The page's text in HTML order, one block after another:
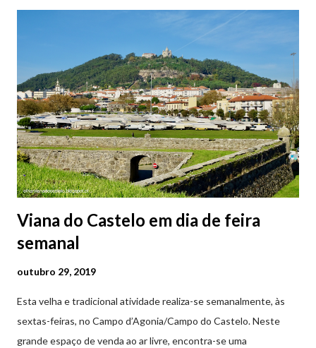
subterrâneos. O Parque da Estação Viana Shopping é grátis de
2ª a 5ª feira a partir das 20:00 (DIAS ÚTEIS)
Viana do Castelo em dia de feira
semanal
outubro 29, 2019
Esta velha e tradicional atividade realiza-se semanalmente, às
sextas-feiras, no Campo d’Agonia/Campo do Castelo. Neste
grande espaço de venda ao ar livre, encontra-se uma